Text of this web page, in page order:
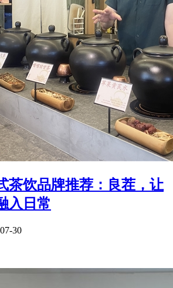
茶饮品牌推荐：良茬，让
入日常
30